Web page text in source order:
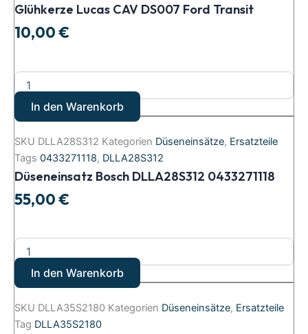
Glühkerze Lucas CAV DS007 Ford Transit
10,00€
In den Warenkorb
SKU DLLA28S312 Kategorien Düseneinsätze, Ersatzteile
Tags 0433271118, DLLA28S312
Düseneinsatz Bosch DLLA28S312 0433271118
55,00€
In den Warenkorb
SKU DLLA35S2180 Kategorien Düseneinsätze, Ersatzteile
Tag DLLA35S2180